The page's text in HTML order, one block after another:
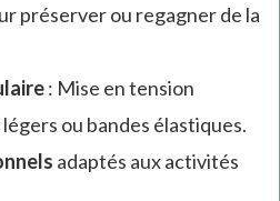
préserver ou regagner de la
: Mise en tension
ou bandes élastiques.
adaptés aux activités